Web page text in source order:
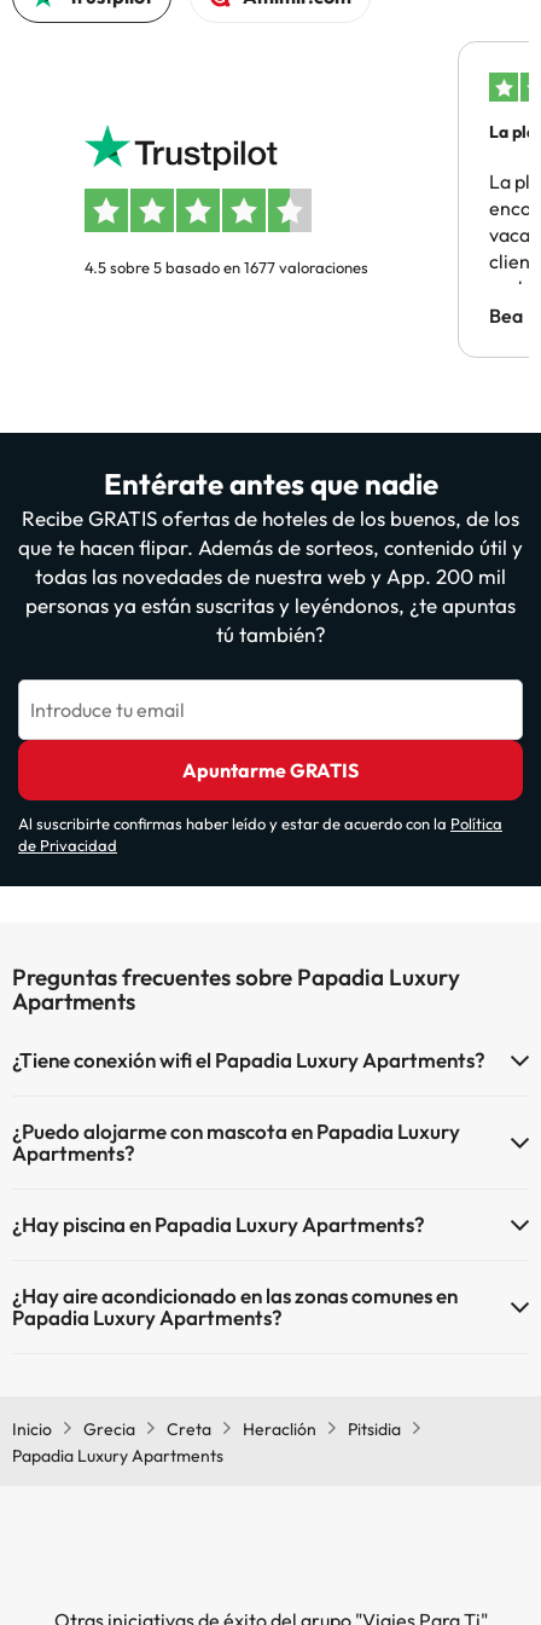
4.5 sobre 5 basado en 1677 valoraciones
La
La
Bea
Entérate antes que nadie
Recibe GRATIS ofertas de hoteles de los buenos, de los
que te hacen flipar. Además de sorteos, contenido útil y
todas las novedades de nuestra web y App. 200 mil
personas ya están suscritas y leyéndonos, ¿te apuntas
tú también?
Introduce tu email
Apuntarme GRATIS
Al suscribirte confirmas haber leído y estar de acuerdo con la Política
de Privacidad
Preguntas frecuentes sobre Papadia Luxury
Apartments
¿Tiene conexión wifi el Papadia Luxury Apartments?
¿Puedo alojarme con mascota en Papadia Luxury
Apartments?
¿Hay piscina en Papadia Luxury Apartments?
de pago) Aquí tienes más info sobre la piscina y otras instalaciones.
¿Hay aire acondicionado en las zonas comunes en
Papadia Luxury Apartments?
Inicio
Grecia Creta Heraclión
Pitsidia
Papadia Luxury Apartments